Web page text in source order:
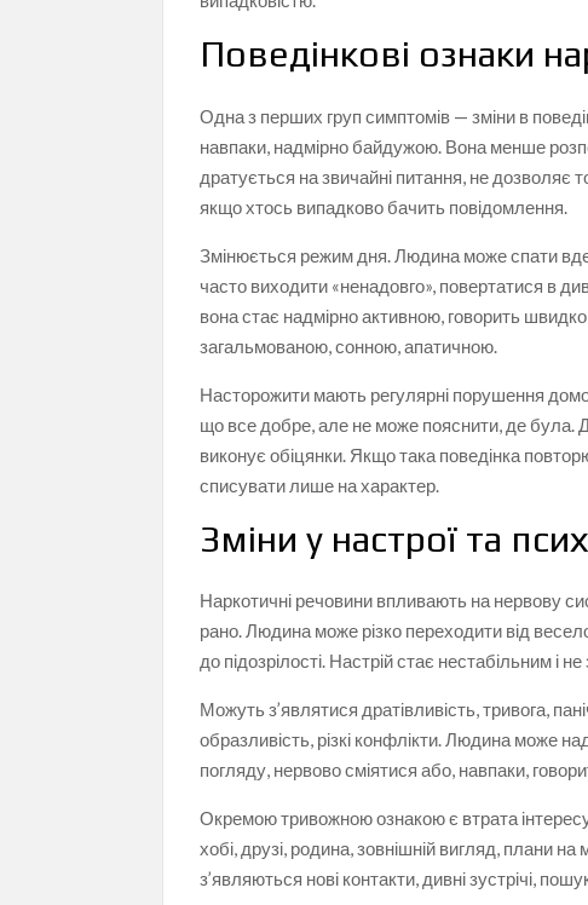
Поведінкові ознаки
Одна з перших груп симптомів — зміни в
навпаки, надмірно байдужою. Вона менше
дратується на звичайні питання, не дозволяє
якщо хтось випадково бачить повідомлення.
Змінюється режим дня. Людина може спати
часто виходити «ненадовго», повертатися в
вона стає надмірно активною, говорить
загальмованою, сонною, апатичною.
Насторожити мають регулярні порушення
що все добре, але не може пояснити, де була.
виконує обіцянки. Якщо така поведінка
списувати лише на характер.
Зміни у настрої та
Наркотичні речовини впливають на нервову
рано. Людина може різко переходити від
до підозрілості. Настрій стає нестабільним і
Можуть з’являтися дратівливість, тривога,
образливість, різкі конфлікти. Людина може
погляду, нервово сміятися або, навпаки,
Окремою тривожною ознакою є втрата
хобі, друзі, родина, зовнішній вигляд, плани
з’являються нові контакти, дивні зустрічі,